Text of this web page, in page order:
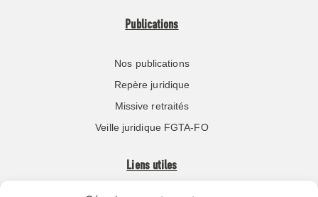
Publications
Nos publications
Repère juridique
Missive retraités
Veille juridique FGTA-FO
Liens utiles